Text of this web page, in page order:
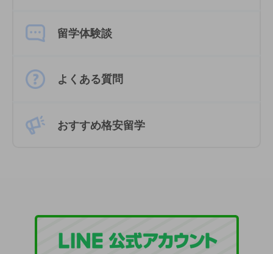
留学体験談
よくある質問
おすすめ格安留学